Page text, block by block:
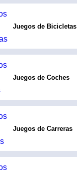
Juegos de Bicicletas
Juegos de Coches
Juegos de Carreras